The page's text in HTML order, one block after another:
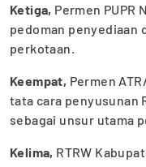
Ketiga, Permen PUPR
pedoman penyediaan
perkotaan.
Keempat, Permen
tata cara penyusunan
sebagai unsur utama
Kelima, RTRW